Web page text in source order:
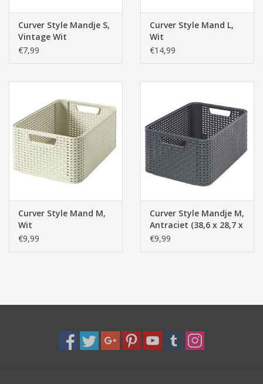
Speelgoed & hobby
Cadeau & feest
Contact/Locatie
Veiligheid
Pasen
Curver Style Mandje S,
Vintage Wit
(28,5x19x13 cm)
€7,99
Curver Style Mand L,
Wit
€14,99
Curver Style Mand M,
Wit
€9,99
Curver Style Mandje M,
Antraciet (38,6 x 28,7 x
17 cm)
€9,99